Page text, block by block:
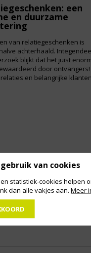
een
en duurzame
van relatiegeschenken is
achterhaald.
blijkt dat het juist enorm
door ontvangers!
en belangrijke klanten
van cookies
statistiek-cookies helpen
dan alle vakjes aan. Meer